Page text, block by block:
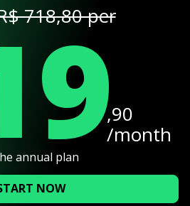
718,80 per
,90
/month
annual plan
NOW